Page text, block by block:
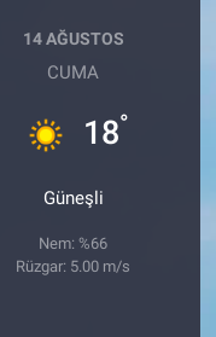
14 AĞUSTOS
CUMA
18°
Güneşli
Nem: %66
Rüzgar: 5.00 m/s